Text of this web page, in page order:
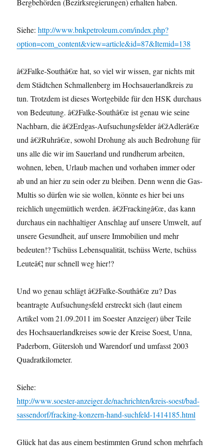
Bergbehörden (Bezirksregierungen) erhalten haben.
Siehe:http://www.bnkpetroleum.com/index.php?
option=com_content&view=article&id=87&Itemid=138
â€žFalke-Southâ€œ hat, so viel wir wissen, gar nichts mit
dem Städtchen Schmallenberg im Hochsauerlandkreis zu
tun. Trotzdem ist dieses Wortgebilde für den HSK durchaus
von Bedeutung. â€žFalke-Southâ€œ ist genau wie seine
Nachbarn, die â€žErdgas-Aufsuchungsfelder â€žAdlerâ€œ
und â€žRuhrâ€œ, sowohl Drohung als auch Bedrohung für
uns alle die wir im Sauerland und rundherum arbeiten,
wohnen, leben, Urlaub machen und vorhaben immer oder
ab und an hier zu sein oder zu bleiben. Denn wenn die Gas-
Multis so dürfen wie sie wollen, könnte es hier bei uns
reichlich ungemütlich werden. â€žFrackingâ€œ, das kann
durchaus ein nachhaltiger Anschlag auf unsere Umwelt, auf
unsere Gesundheit, auf unsere Immobilien und mehr
bedeuten!? Tschüss Lebensqualität, tschüss Werte, tschüss
Leuteâ€¦ nur schnell weg hier!?
Und wo genau schlägt â€žFalke-Southâ€œ zu? Das
beantragte Aufsuchungsfeld erstreckt sich (laut einem
Artikel vom 21.09.2011 im Soester Anzeiger) über Teile
des Hochsauerlandkreises sowie der Kreise Soest, Unna,
Paderborn, Gütersloh und Warendorf und umfasst 2003
Quadratkilometer.
Siehe:
http://www.soester-anzeiger.de/nachrichten/kreis-soest/bad-
sassendorf/fracking-konzern-hand-suchfeld-1414185.html
Glück hat das aus einem bestimmten Grund schon mehrfach